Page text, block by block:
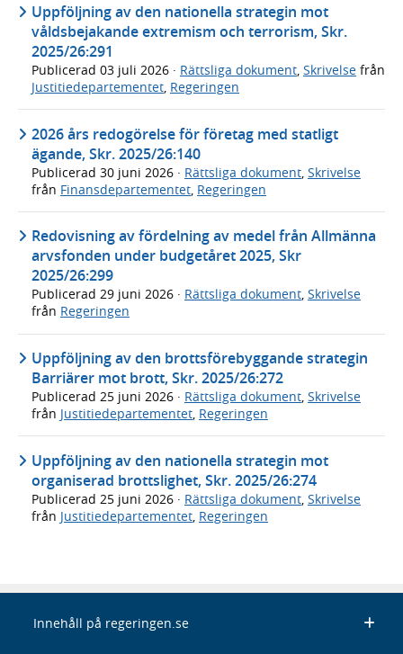
Uppföljning av den nationella strategin mot
våldsbejakande extremism och terrorism, Skr.
2025/26:291
Publicerad 03 juli 2026 · Rättsliga dokument, Skrivelse från
Justitiedepartementet, Regeringen
2026 års redogörelse för företag med statligt
ägande, Skr. 2025/26:140
Publicerad 30 juni 2026 · Rättsliga dokument Skrivelse
från Finansdepartementet Regeringen
Redovisning av fördelning av medel från Allmänna
arvsfonden under budgetåret 2025, Skr
2025/26:299
Publicerad 29 juni 2026 · Rättsliga dokument, Skrivelse
från Regeringen
Uppföljning av den brottsförebyggande strategin
Barriärer mot brott, Skr. 2025/26:272
Publicerad 25 juni 2026 · Rättsliga dokument, Skrivelse
från Justitiedepartementet, Regeringen
Uppföljning av den nationella strategin mot
organiserad brottslighet, Skr. 2025/26:274
Publicerad 25 juni 2026 · Rättsliga dokument Skrivelse
från Justitiedepartementet Regeringen
Innehåll på regeringen.se